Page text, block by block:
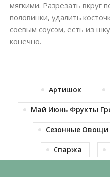
мягкими. Разрезать вкруг
половинки, удалить
соевым соусом, есть из
конечно.
Артишок
Май Июнь Фрукты
Сезонные
Спаржа